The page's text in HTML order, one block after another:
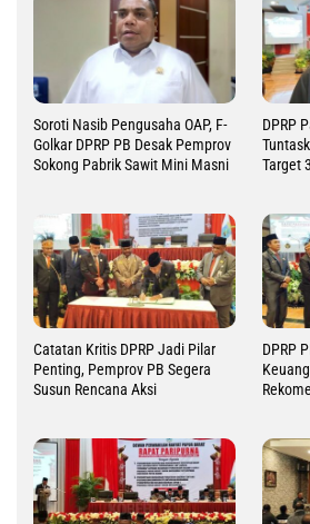
Soroti Nasib Pengusaha OAP, F-
Golkar DPRP PB Desak Pemprov
Sokong Pabrik Sawit Mini Masni
DPRP
Target
Catatan Kritis DPRP Jadi Pilar
Penting, Pemprov PB Segera
Susun Rencana Aksi
DPRP